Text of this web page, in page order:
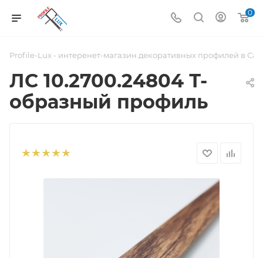
0
Profile-Lux - интеренет-магазин декоративных профилей в
ЛС 10.2700.24804 Т-
образный профиль
ламинир, цвет дуб
длина 2700 мм